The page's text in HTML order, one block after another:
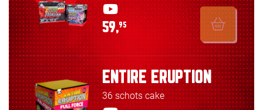
59,95
ENTIRE ERUPTION
36 schots cake